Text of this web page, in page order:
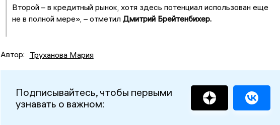
Второй – в кредитный рынок, хотя здесь потенциал использован еще
не в полной мере», – отметил Дмитрий Брейтенбихер.
Автор: Труханова Мария
Подписывайтесь, чтобы первыми
узнавать о важном: